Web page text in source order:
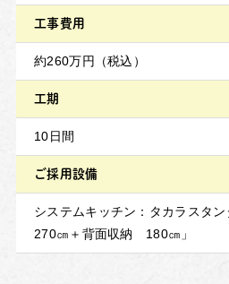
工事費用
約260万円（税込）
工期
10日間
ご採用設備
システムキッチン：タカラスタ
270㎝＋背面収納 180㎝」